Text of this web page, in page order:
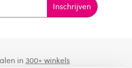
Inschrijven
in300+ winkels